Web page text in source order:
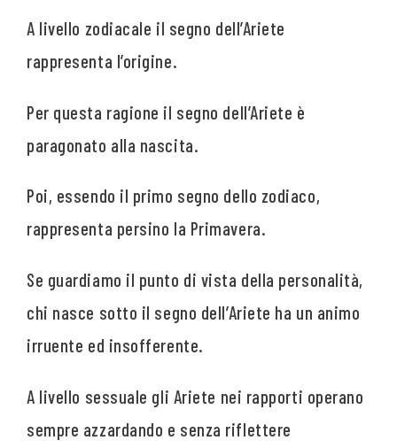
A livello zodiacale il segno dell’Ariete
rappresenta l’origine.
Per questa ragione il segno dell’Ariete è
paragonato alla nascita.
Poi, essendo il primo segno dello zodiaco,
rappresenta persino la Primavera.
Se guardiamo il punto di vista della personalità,
chi nasce sotto il segno dell’Ariete ha un animo
irruente ed insofferente.
A livello sessuale gli Ariete nei rapporti operano
sempre azzardando e senza riflettere